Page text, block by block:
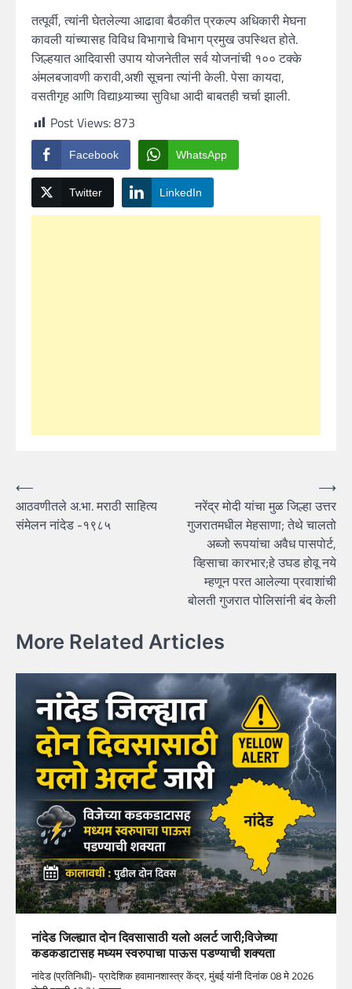
तत्पूर्वी, त्यांनी घेतलेल्या आढावा बैठकीत प्रकल्प अधिकारी मेघना
कावली यांच्यासह विविध विभागाचे विभाग प्रमुख उपस्थित होते.
जिल्हयात आदिवासी उपाय योजनेतील सर्व योजनांची १०० टक्के
अंमलबजावणी करावी,अशी सूचना त्यांनी केली. पेसा कायदा,
वसतीगृह आणि विद्याथ्र्याच्या सुविधा आदी बाबतही चर्चा झाली.
Post Views:873
Facebook WhatsApp
Twitter LinkedIn
Post
navigation
⟵
आठवणीतले अ.भा. मराठी साहित्य
संमेलन नांदेड -१९८५
नरेंद्र मोदी यांचा मुळ जिल्हा उत्तर
गुजरातमधील मेहसाणा; तेथे चालतो
अब्जो रूपयांचा अवैध पासपोर्ट,
व्हिसाचा कारभार;हे उघड होवू नये
म्हणून परत आलेल्या प्रवाशांची
बोलती गुजरात पोलिसांनी बंद केली
⟶
More Related Articles
नांदेड जिल्ह्यात दोन दिवसासाठी यलो अलर्ट जारी;विजेच्या
कडकडाटासह मध्यम स्वरुपाचा पाऊस पडण्याची शक्यता
नांदेड (प्रतिनिधी)- प्रादेशिक हवामानशास्त्र केंद्र, मुंबई यांनी दिनांक 08 मे 2026